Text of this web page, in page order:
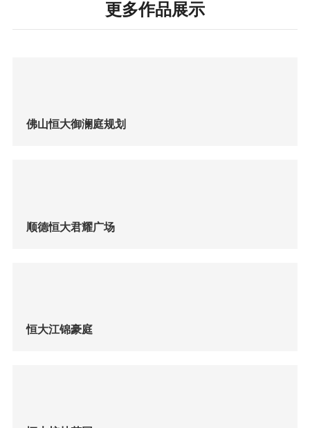
更多作品展示
佛山恒大御澜庭规划
顺德恒大君耀广场
恒大江锦豪庭